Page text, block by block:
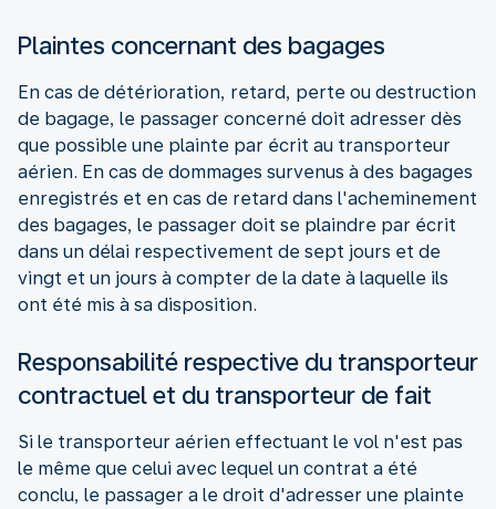
Plaintes concernant des bagages
En cas de détérioration, retard, perte ou destruction
de bagage, le passager concerné doit adresser dès
que possible une plainte par écrit au transporteur
aérien. En cas de dommages survenus à des bagages
enregistrés et en cas de retard dans l'acheminement
des bagages, le passager doit se plaindre par écrit
dans un délai respectivement de sept jours et de
vingt et un jours à compter de la date à laquelle ils
ont été mis à sa disposition.
Responsabilité respective du transporteur
contractuel et du transporteur de fait
Si le transporteur aérien effectuant le vol n'est pas
le même que celui avec lequel un contrat a été
conclu, le passager a le droit d'adresser une plainte